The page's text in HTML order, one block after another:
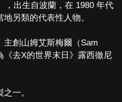
，出生自波蘭，在 1980 年代
另類的代表性人物。
主創山姆艾斯梅爾（Sam
《去X的世界末日》露西徹尼
一。